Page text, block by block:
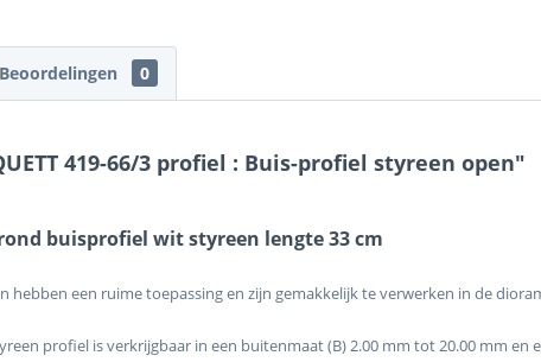
Beoordelingen 0
419-66/3 profiel : Buis-profiel styreen open"
buisprofiel wit styreen lengte 33 cm
hebben een ruime toepassing en zijn gemakkelijk te verwerken in de
profiel is verkrijgbaar in een buitenmaat (B) 2.00 mm tot 20.00 mm en